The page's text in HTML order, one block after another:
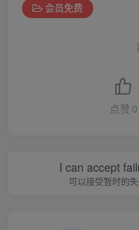
会员免费
点赞 0
I can accept
可以接受暂时的